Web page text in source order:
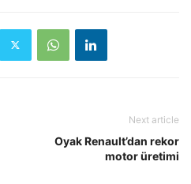
Next article
Oyak Renault’dan rekor
motor üretimi